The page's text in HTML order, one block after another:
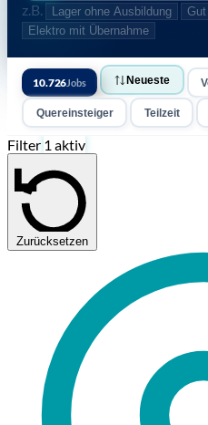
z.B. Lager ohne Ausbildung
Elektro mit Übernahme
Job, z.B. Staplerfahrer
10.726Jobs Neueste
Quereinsteiger Teilzeit
Filter 1 aktiv
Zurücksetzen